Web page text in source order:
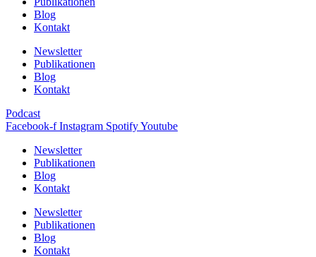
Blog
Kontakt
Newsletter
Publikationen
Blog
Kontakt
Podcast
Facebook-f Instagram SpotifyYoutube
Newsletter
Publikationen
Blog
Kontakt
Newsletter
Publikationen
Blog
Kontakt